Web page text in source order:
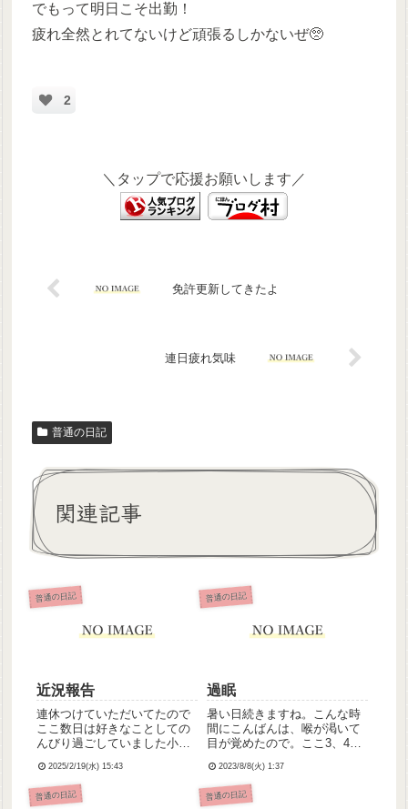
でもって明日こそ出勤！
疲れ全然とれてないけど頑張るしかないぜ🥺
2
＼タップで応援お願いします／
免許更新してきたよ
連日疲れ気味
普通の日記
関連記事
普通の日記
近況報告
連休つけていただいてたので
ここ数日は好きなことしての
んびり過ごしていました小埜
連日朝、車に積もった雪とか
おろしたりかいたりしてるん
ですけど、手がかじかんで指
2025/2/19(水) 15:43
普通の日記
過眠
暑い日続きますね。こんな時
間にこんばんは、喉が渇いて
目が覚めたので。ここ3、4日
て。24時間のうち20時間は寝
てるんじゃね？ってぐらい夢
の中でした。わたし、鬱の始
2023/8/8(火) 1:37
普通の日記 普通の日記